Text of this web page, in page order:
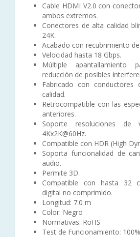
Cable HDMI V2.0 con
ambos extremos.
Conectores de alta calidad
24K.
Acabado con recubrimiento
Velocidad hasta 18 Gbps.
Múltiple apantallamiento
reducción de posibles
Fabricado con
calidad.
Retrocompatible con las
anteriores.
Soporte resoluciones de
4Kx2K@60Hz.
Compatible con HDR (High
Soporta funcionalidad de
audio.
Permite 3D.
Compatible con hasta 32
digital no comprimido.
Longitud: 7.0 m
Color: Negro
Normativas: RoHS
Test de Funcionamiento: